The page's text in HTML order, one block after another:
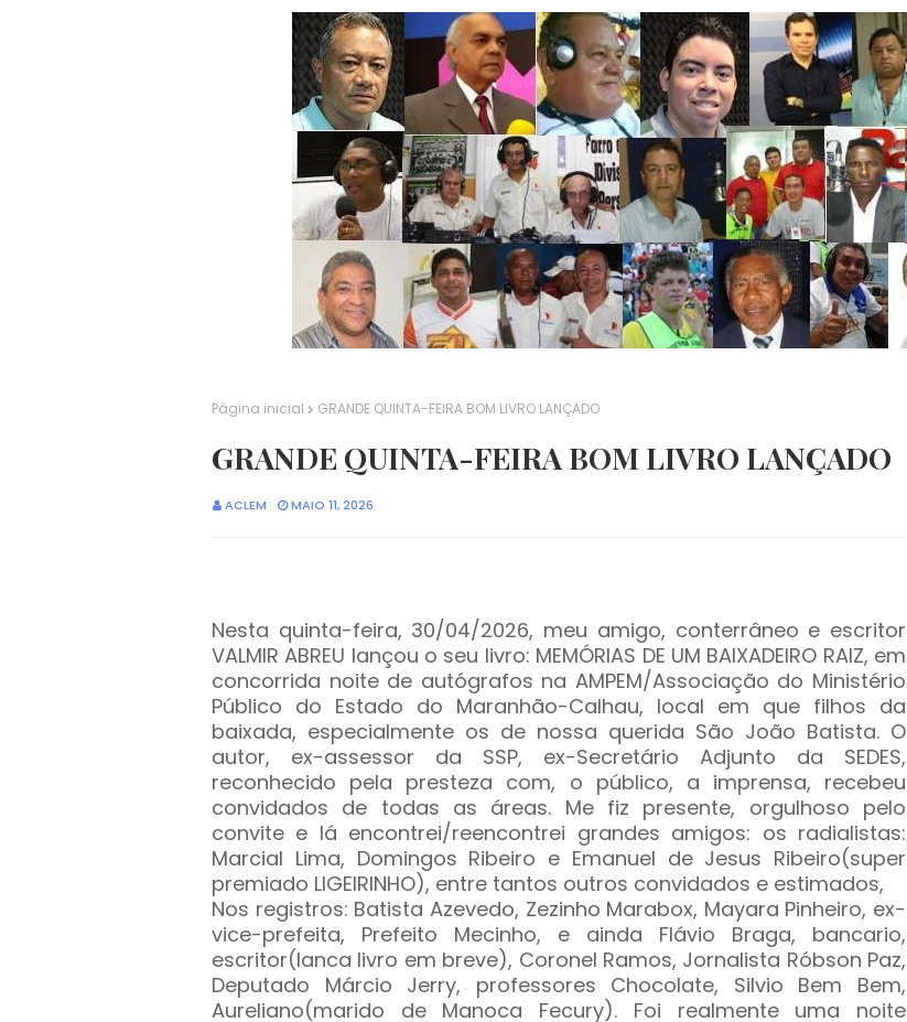
Página inicial GRANDE QUINTA-FEIRA BOM LIVRO LANÇADO
GRANDE QUINTA-FEIRA BOM LIVRO LANÇADO
ACLEM MAIO 11, 2026
Nesta quinta-feira, 30/04/2026, meu amigo, conterrâneo e escritor
VALMIR ABREU lançou o seu livro: MEMÓRIAS DE UM BAIXADEIRO RAIZ, em
concorrida noite de autógrafos na AMPEM/Associação do Ministério
Público do Estado do Maranhão-Calhau, local em que filhos da
baixada, especialmente os de nossa querida São João Batista. O
autor, ex-assessor da SSP, ex-Secretário Adjunto da SEDES,
reconhecido pela presteza com, o público, a imprensa, recebeu
convidados de todas as áreas. Me fiz presente, orgulhoso pelo
convite e lá encontrei/reencontrei grandes amigos: os radialistas:
Marcial Lima, Domingos Ribeiro e Emanuel de Jesus Ribeiro(super
premiado LIGEIRINHO), entre tantos outros convidados e estimados,
Nos registros: Batista Azevedo, Zezinho Marabox, Mayara Pinheiro, ex-
vice-prefeita, Prefeito Mecinho, e ainda Flávio Braga, bancario,
escritor(lanca livro em breve), Coronel Ramos, Jornalista Róbson Paz,
Deputado Márcio Jerry, professores Chocolate, Silvio Bem Bem,
Aureliano(marido de Manoca Fecury). Foi realmente uma noite